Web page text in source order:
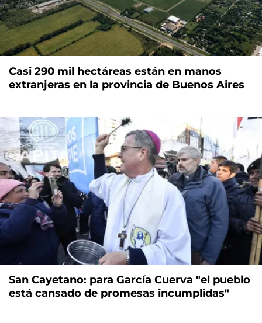
Casi 290 mil hectáreas están en manos
extranjeras en la provincia de Buenos Aires
San Cayetano: para García Cuerva "el pueblo
está cansado de promesas incumplidas"